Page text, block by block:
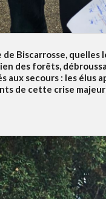
de Biscarrosse, quelles
des forêts,
aux secours : les élus
de cette crise